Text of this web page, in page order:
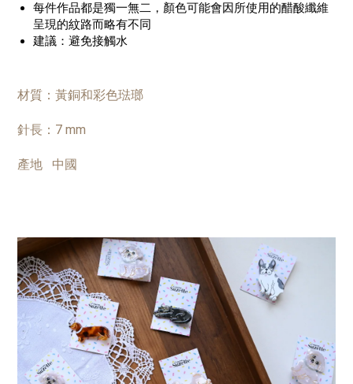
每件作品都是獨一無二，顏色可能會因所使用的醋酸纖維
呈現的紋路而略有不同
建議：避免接觸水
材質：黃銅和彩色琺瑯
針長：7 mm
產地 中國